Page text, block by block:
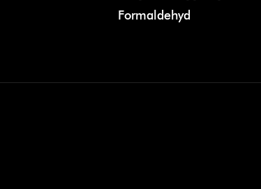
Formaldehyd